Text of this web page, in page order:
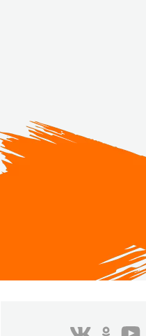
в контакте одноклассники youtube